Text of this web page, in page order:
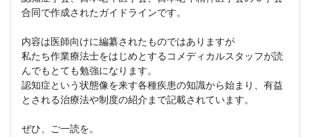
合同で作成されたガイドラインです。
内容は医師向けに編纂されたものではありますが
私たち作業療法士をはじめとするコメディカルスタッフが読
んでもとても勉強になります。
認知症という状態像を来す各種疾患の知識から始まり、有益
とされる治療法や制度の紹介まで記載されています。
ぜひ、ご一読を。